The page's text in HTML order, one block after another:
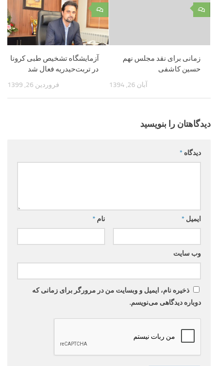
۰
آزمایشگاه تشخیص طبی کرونا
در تربت‌حیدریه فعال شد
فروردین 26, 1399
۰
زمانی برای نقد مجلس نهم
حسین کاشفی
آبان 26, 1394
دیدگاهتان را بنویسید
دیدگاه *
نام * ایمیل *
وب‌ سایت
ذخیره نام، ایمیل و وبسایت من در مرورگر برای زمانی که
دوباره دیدگاهی می‌نویسم.